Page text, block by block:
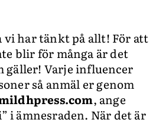
vi har tänkt på allt! För att
blir för många är det
Varje influencer
så anmäl er genom
, ange
i ämnesraden. När det är